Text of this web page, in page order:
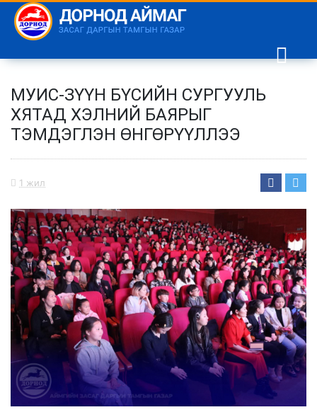
МУИС-ЗҮҮН БҮСИЙН СУРГУУЛЬ
ХЯТАД ХЭЛНИЙ БАЯРЫГ
ТЭМДЭГЛЭН ӨНГӨРҮҮЛЛЭЭ
1 жил